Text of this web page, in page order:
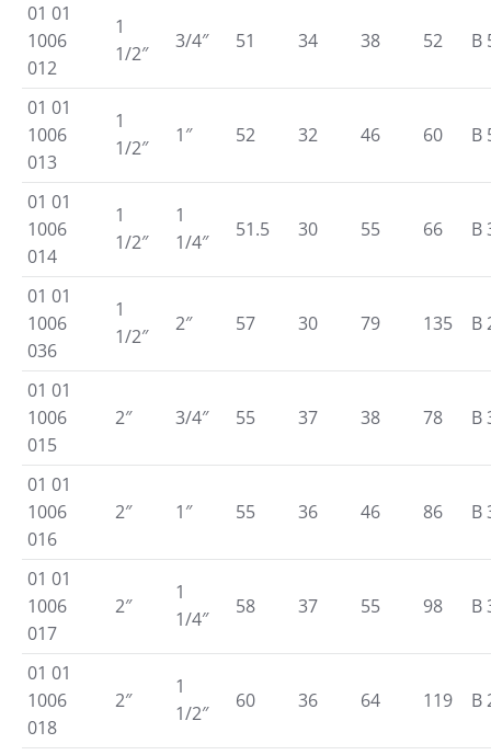
01 01
1006
012
1
1/2″
3/4″ 51 34 38 52 B
01 01
1006
013
1
1/2″
1″ 52 32 46 60 B
01 01
1006
014
1
1/2″
1
1/4″
51.5 30 55 66 B
01 01
1006
036
1
1/2″
2″ 57 30 79 135 B
01 01
1006
015
2″ 3/4″ 55 37 38 78 B
01 01
1006
016
2″ 1″ 55 36 46 86 B
01 01
1006
017
2″
1
1/4″
58 37 55 98 B
01 01
1006
018
2″
1
1/2″
60 36 64 119 B